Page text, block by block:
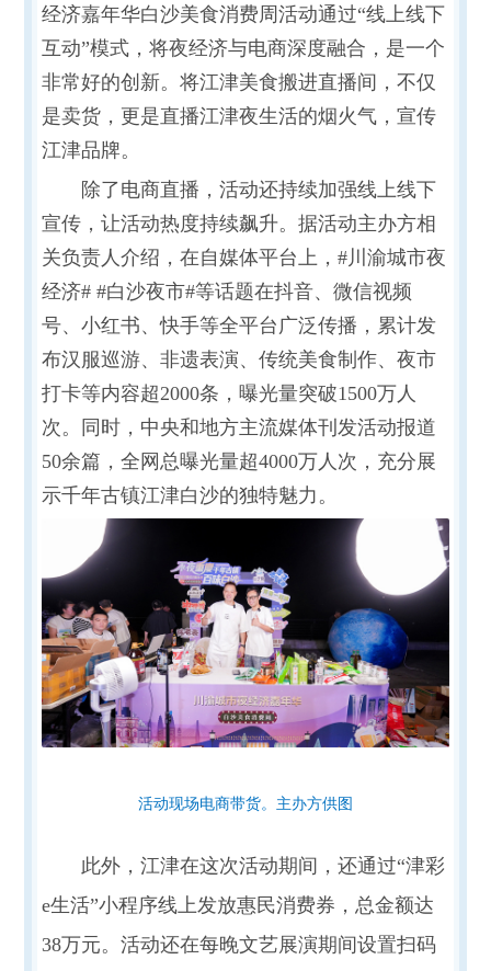
经济嘉年华白沙美食消费周活动通过“线上线下
互动”模式，将夜经济与电商深度融合，是一个
非常好的创新。将江津美食搬进直播间，不仅
是卖货，更是直播江津夜生活的烟火气，宣传
江津品牌。
除了电商直播，活动还持续加强线上线下
宣传，让活动热度持续飙升。据活动主办方相
关负责人介绍，在自媒体平台上，#川渝城市夜
经济# #白沙夜市#等话题在抖音、微信视频
号、小红书、快手等全平台广泛传播，累计发
布汉服巡游、非遗表演、传统美食制作、夜市
打卡等内容超2000条，曝光量突破1500万人
次。同时，中央和地方主流媒体刊发活动报道
50余篇，全网总曝光量超4000万人次，充分展
示千年古镇江津白沙的独特魅力。
活动现场电商带货。主办方供图
此外，江津在这次活动期间，还通过“津彩
e生活”小程序线上发放惠民消费券，总金额达
38万元。活动还在每晚文艺展演期间设置扫码